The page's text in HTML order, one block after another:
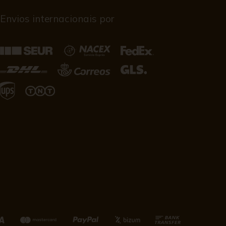
Envios internacionais por